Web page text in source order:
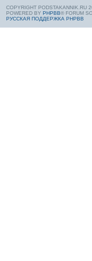
COPYRIGHT PODSTAKANNIK.RU
POWERED BY PHPBB® FORUM
РУССКАЯ ПОДДЕРЖКА PHPBB